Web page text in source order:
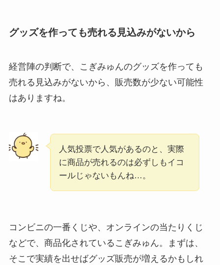
グッズを作っても売れる見込みがないから
経営陣の判断で、こぎみゅんのグッズを作っても
売れる見込みがないから、販売数が少ない可能性
はありますね。
人気投票で人気があるのと、実際
に商品が売れるのは必ずしもイコ
ールじゃないもんね…。
コンビニの一番くじや、オンラインの当たりくじ
などで、商品化されているこぎみゅん。まずは、
そこで実績を出せばグッズ販売が増えるかもしれ